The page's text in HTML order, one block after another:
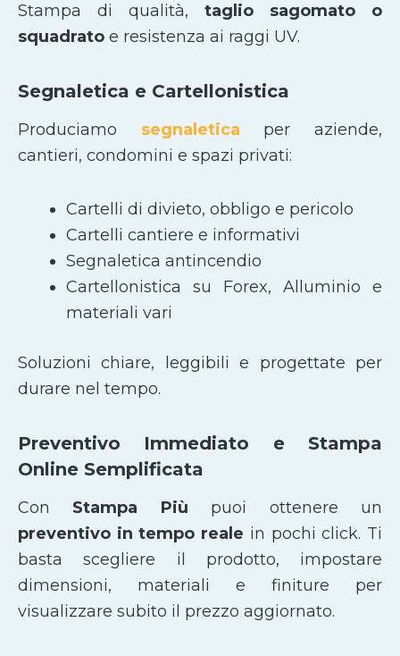
Stampa di qualità, taglio sagomato
o
squadrato e resistenza ai raggi UV.
Segnaletica e Cartellonistica
Produciamo segnaletica per aziende,
cantieri, condomini e spazi privati:
Cartelli di divieto, obbligo e pericolo
Cartelli cantiere e informativi
Segnaletica antincendio
Cartellonistica su Forex, Alluminio e
materiali vari
Soluzioni chiare, leggibili e progettate per
durare nel tempo.
Preventivo Immediato e Stampa
Online Semplificata
Con Stampa Più puoi ottenere un
preventivo in tempo reale in pochi click. Ti
basta scegliere il prodotto, impostare
dimensioni, materiali e finiture per
visualizzare subito il prezzo aggiornato.